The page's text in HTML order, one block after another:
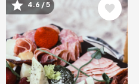
Image
4.6 / 5